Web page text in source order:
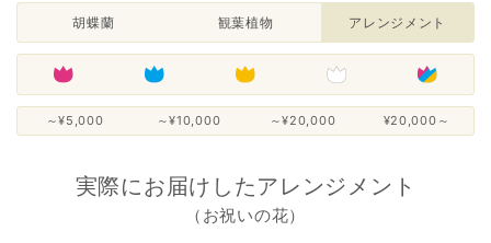
胡蝶蘭 観葉植物 アレンジメント
～¥5,000 ～¥10,000 ～¥20,000 ¥20,000～
実際にお届けしたアレンジメント
（お祝いの花）